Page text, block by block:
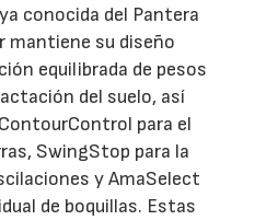
conocida del Pantera
mantiene su diseño
equilibrada de pesos
del suelo, así
para el
SwingStop para la
y AmaSelect
de boquillas. Estas